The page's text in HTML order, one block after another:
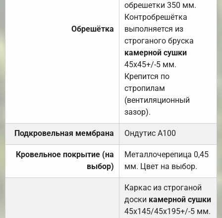
Обрешётка
обрешетки 350 мм.
Контробрешётка
выполняется из
строганого бруска
камерной сушки
45х45+/-5 мм.
Крепится по
стропилам
(вентиляционный
зазор).
Подкровельная мембрана Ондутис А100
Кровельное покрытие (на
выбор)
Металлочерепица 0,45
мм. Цвет на выбор.
Каркас из строганой
доски камерной сушки
45х145/45х195+/-5 мм.